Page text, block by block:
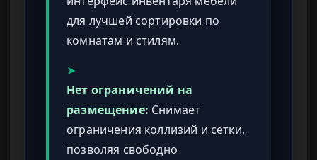
для лучшей сортировки по
комнатам и стилям.
➤
Нет ограничений на
размещение: Снимает
ограничения коллизий и сетки,
позволяя свободно